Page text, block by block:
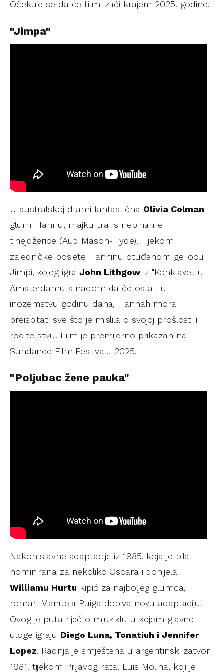
Očekuje se da će film izaći krajem 2025. godine.
"Jimpa"
U australskoj drami fantastična Olivia Colman
glumi Hannu, majku trans nebinarne
tinejdžerice (Aud Mason-Hyde). Tijekom
zajedničke posjete Hanninu otuđenom gej ocu
Jimpi, kojeg igra John Lithgow iz "Konklave", u
Amsterdamu s nadom da će ostati u
inozemstvu godinu dana, Hannah mora
preispitati sve što je mislila o svojoj prošlosti i
roditeljstvu. Film je premijerno prikazan na
Sundance Film Festivalu 2025.
"Poljubac žene pauka"
Nakon slavne adaptacije iz 1985. koja je bila
nominirana za nekoliko Oscara i donijela
Williamu Hurtu kipić za najboljeg glumca,
roman Manuela Puiga dobiva novu adaptaciju.
Ovog je puta riječ o mjuziklu u kojem glavne
uloge igraju Diego Luna, Tonatiuh i Jennifer
Lopez. Radnja je smještena u argentinski zatvor
1981. tijekom Prljavog rata. Luis Molina, koji je